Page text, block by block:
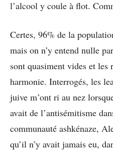
l’alcool y coule à flot.
Certes, 96% de la
mais on n’y entend nulle
sont quasiment vides et
harmonie. Interrogés, les
juive m’ont ri au nez
avait de l’antisémitisme
communauté ashkénaze,
qu’il n’y avait jamais eu,